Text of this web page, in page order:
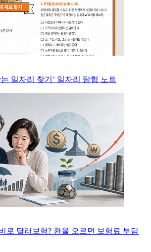
는 일자리 찾기’ 일자리 탐험 노트
로 달러보험? 환율 오르면 보험료 부담